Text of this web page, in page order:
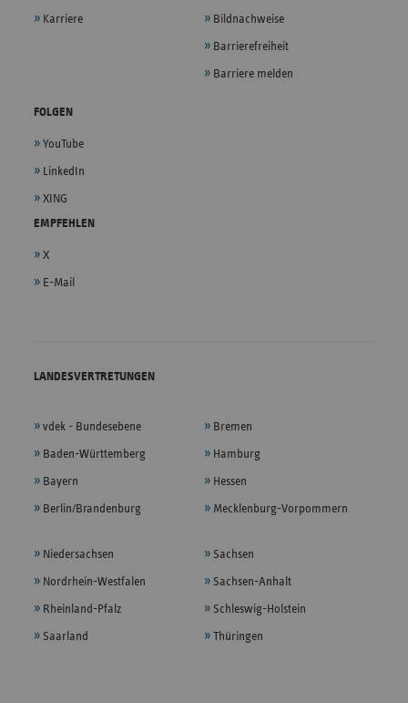
Karriere Bildnachweise
Barrierefreiheit
Barriere melden
FOLGEN
YouTube
LinkedIn
XING
EMPFEHLEN
X
E-Mail
LANDESVERTRETUNGEN
vdek - Bundesebene
Baden-Württemberg
Bayern
Berlin/Brandenburg
Bremen
Hamburg
Hessen
Mecklenburg-Vorpommern
Niedersachsen
Nordrhein-Westfalen
Rheinland-Pfalz
Saarland
Sachsen
Sachsen-Anhalt
Schleswig-Holstein
Thüringen